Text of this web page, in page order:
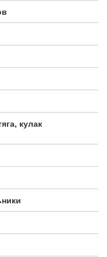
кулак